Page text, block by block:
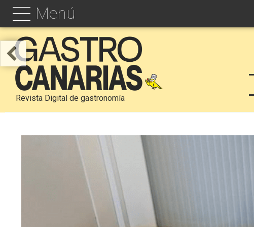
Menú
Revista Digital de gastronomía